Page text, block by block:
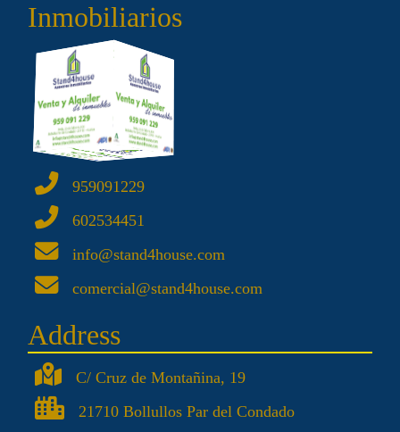
Inmobiliarios
959091229
602534451
info@stand4house.com
comercial@stand4house.com
Address
C/ Cruz de Montañina, 19
21710 Bollullos Par del Condado